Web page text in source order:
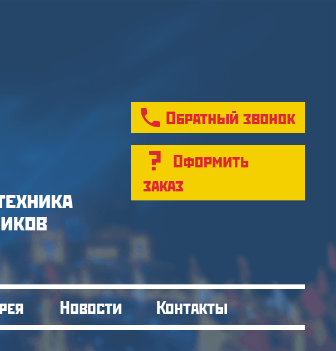
Обратный звонок
Оформить
заказ
Новости Контакты